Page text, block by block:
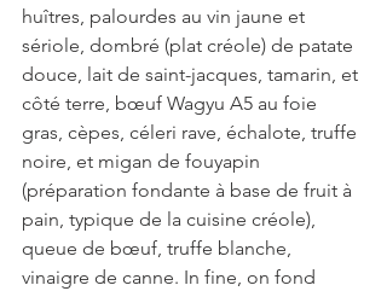
huîtres, palourdes au vin jaune et
sériole, dombré (plat créole) de patate
douce, lait de saint-jacques, tamarin, et
côté terre, bœuf Wagyu A5 au foie
gras, cèpes, céleri rave, échalote, truffe
noire, et migan de fouyapin
(préparation fondante à base de fruit à
pain, typique de la cuisine créole),
queue de bœuf, truffe blanche,
vinaigre de canne. In fine, on fond